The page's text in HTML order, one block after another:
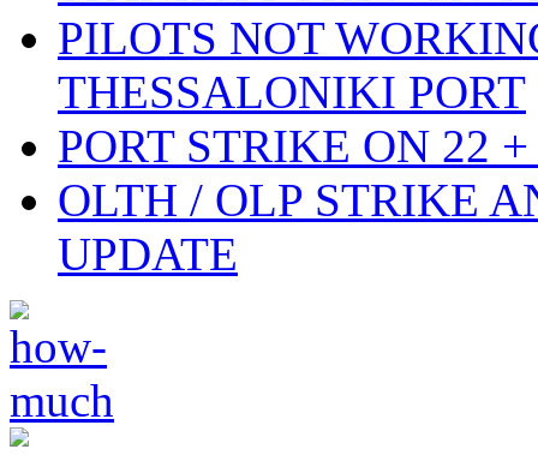
PILOTS NOT
THESSALONIKI PORT
PORT STRIKE ON 22
OLTH / OLP STRIKE
UPDATE